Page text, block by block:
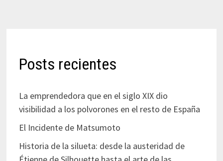
Posts recientes
La emprendedora que en el siglo XIX dio
visibilidad a los polvorones en el resto de España
El Incidente de Matsumoto
Historia de la silueta: desde la austeridad de